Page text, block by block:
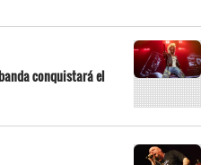
conquistará el